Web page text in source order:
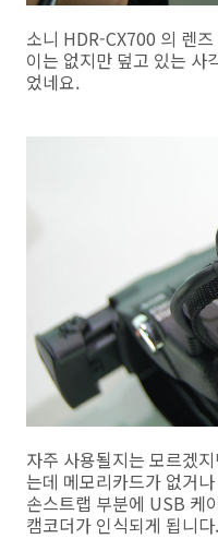
소니 HDR-CX700 의 렌
이는 없지만 덮고 있는 사
었네요.
자주 사용될지는 모르겠
는데 메모리카드가 없거
손스트랩 부분에 USB 케
캠코더가 인식되게 됩니다.